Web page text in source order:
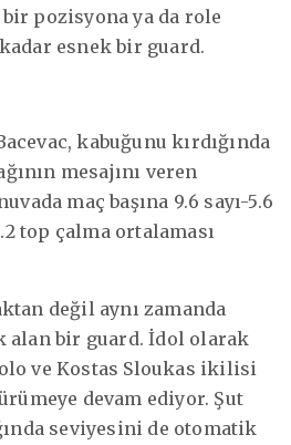
pozisyona ya da role
esnek bir guard.
kabuğunu kırdığında
mesajını veren
maç başına 9.6 sayı-5.6
top çalma ortalaması
değil aynı zamanda
alan bir guard. İdol olarak
ve Kostas Sloukas ikilisi
devam ediyor. Şut
seviyesini de otomatik